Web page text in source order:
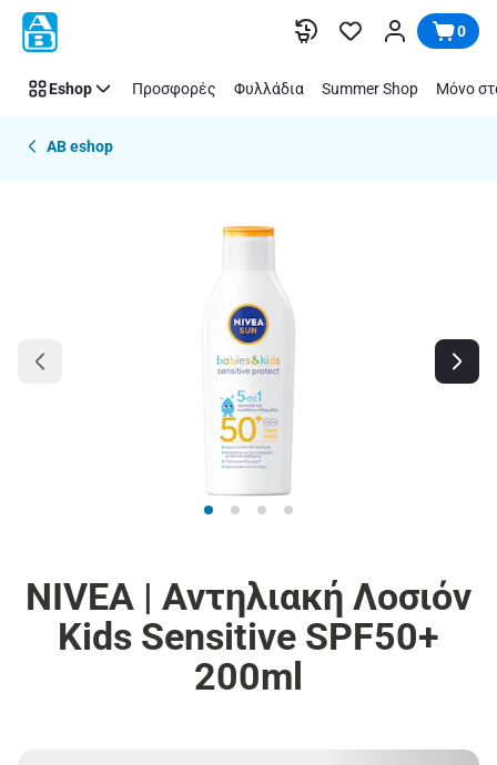
Παράλειψη 0
Eshop Προσφορές Φυλλάδια Summer Shop Μόνο
AB eshop
NIVEA | Αντηλιακή Λοσιόν
Kids Sensitive SPF50+
200ml